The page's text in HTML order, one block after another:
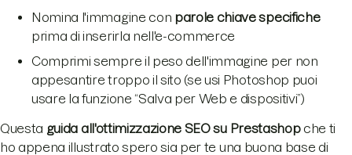
Nomina l'immagine con parole chiave specifiche
prima di inserirla nell'e-commerce
Comprimi sempre il peso dell'immagine per non
appesantire troppo il sito (se usi Photoshop puoi
usare la funzione “Salva per Web e dispositivi”)
Questa guida all'ottimizzazione SEO su Prestashopche ti
ho appena illustrato spero sia per te una buona base di